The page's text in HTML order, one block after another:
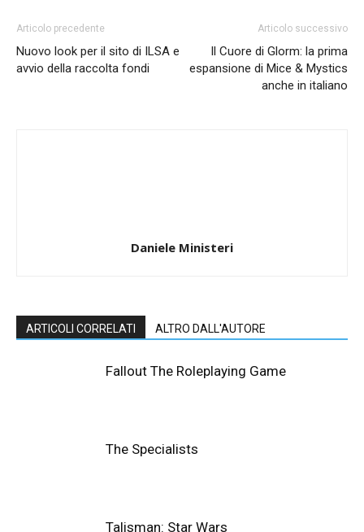
Articolo precedente
Nuovo look per il sito di ILSA e
avvio della raccolta fondi
Articolo successivo
Il Cuore di Glorm: la prima
espansione di Mice & Mystics
anche in italiano
Daniele Ministeri
ARTICOLI CORRELATI ALTRO DALL'AUTORE
Fallout The Roleplaying Game
The Specialists
Talisman: Star Wars